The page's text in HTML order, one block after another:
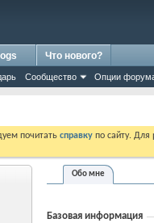
Сообщество Опции
Что нового?
почитать справку по сайту.
Обо мне
Базовая информация